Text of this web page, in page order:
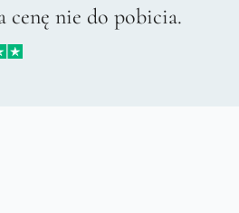
cenę nie do pobicia.